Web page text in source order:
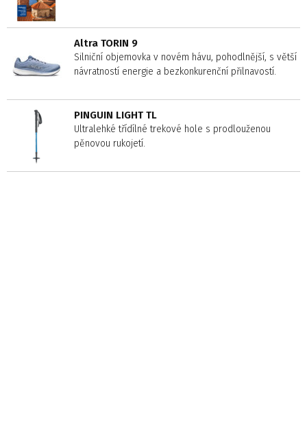
Altra TORIN 9
Silniční objemovka v novém hávu, pohodlnější, s větší
návratností energie a bezkonkurenční přilnavostí.
PINGUIN LIGHT TL
Ultralehké třídílné trekové hole s prodlouženou
pěnovou rukojetí.